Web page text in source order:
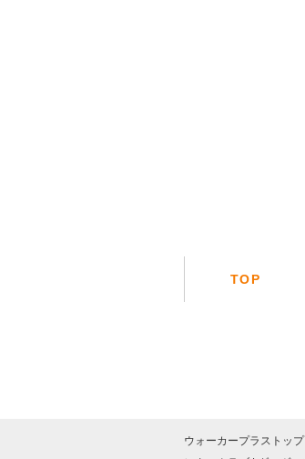
TOP
ウォーカープラストップ